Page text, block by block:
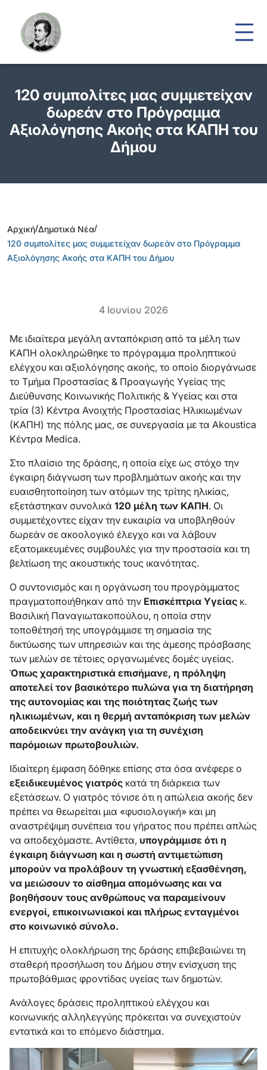
120 συμπολίτες μας συμμετείχαν
δωρεάν στο Πρόγραμμα
Αξιολόγησης Ακοής στα ΚΑΠΗ του
Δήμου
Αρχική/Δημοτικά Νέα/
120 συμπολίτες μας συμμετείχαν δωρεάν στο Πρόγραμμα
Αξιολόγησης Ακοής στα ΚΑΠΗ του Δήμου
4 Ιουνίου 2026
Με ιδιαίτερα μεγάλη ανταπόκριση από τα μέλη των
ΚΑΠΗ ολοκληρώθηκε το πρόγραμμα προληπτικού
ελέγχου και αξιολόγησης ακοής, το οποίο διοργάνωσε
το Τμήμα Προστασίας & Προαγωγής Υγείας της
Διεύθυνσης Κοινωνικής Πολιτικής & Υγείας και στα
τρία (3) Κέντρα Ανοιχτής Προστασίας Ηλικιωμένων
(ΚΑΠΗ) της πόλης μας, σε συνεργασία με τα Akoustica
Κέντρα Medica.
Στο πλαίσιο της δράσης, η οποία είχε ως στόχο την
έγκαιρη διάγνωση των προβλημάτων ακοής και την
ευαισθητοποίηση των ατόμων της τρίτης ηλικίας,
εξετάστηκαν συνολικά 120 μέλη των ΚΑΠΗ. Οι
συμμετέχοντες είχαν την ευκαιρία να υποβληθούν
δωρεάν σε ακοολογικό έλεγχο και να λάβουν
εξατομικευμένες συμβουλές για την προστασία και τη
βελτίωση της ακουστικής τους ικανότητας.
Ο συντονισμός και η οργάνωση του προγράμματος
πραγματοποιήθηκαν από την Επισκέπτρια Υγείας κ.
Βασιλική Παναγιωτακοπούλου, η οποία στην
τοποθέτησή της υπογράμμισε τη σημασία της
δικτύωσης των υπηρεσιών και της άμεσης πρόσβασης
των μελών σε τέτοιες οργανωμένες δομές υγείας.
Όπως χαρακτηριστικά επισήμανε, η πρόληψη
αποτελεί τον βασικότερο πυλώνα για τη διατήρηση
της αυτονομίας και της ποιότητας ζωής των
ηλικιωμένων, και η θερμή ανταπόκριση των μελών
αποδεικνύει την ανάγκη για τη συνέχιση
παρόμοιων πρωτοβουλιών.
Ιδιαίτερη έμφαση δόθηκε επίσης στα όσα ανέφερε ο
εξειδικευμένος γιατρός κατά τη διάρκεια των
εξετάσεων. Ο γιατρός τόνισε ότι η απώλεια ακοής δεν
πρέπει να θεωρείται μια «φυσιολογική» και μη
αναστρέψιμη συνέπεια του γήρατος που πρέπει απλώς
να αποδεχόμαστε. Αντίθετα, υπογράμμισε ότι η
έγκαιρη διάγνωση και η σωστή αντιμετώπιση
μπορούν να προλάβουν τη γνωστική εξασθένηση,
να μειώσουν το αίσθημα απομόνωσης και να
βοηθήσουν τους ανθρώπους να παραμείνουν
ενεργοί, επικοινωνιακοί και πλήρως ενταγμένοι
στο κοινωνικό σύνολο.
Η επιτυχής ολοκλήρωση της δράσης επιβεβαιώνει τη
σταθερή προσήλωση του Δήμου στην ενίσχυση της
πρωτοβάθμιας φροντίδας υγείας των δημοτών.
Ανάλογες δράσεις προληπτικού ελέγχου και
κοινωνικής αλληλεγγύης πρόκειται να συνεχιστούν
εντατικά και το επόμενο διάστημα.